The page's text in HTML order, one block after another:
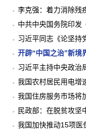
李克强：着力消除残
中共中央国务院印发
习近平同志《论坚持
开辟“中国之治”新
习近平主持中央政治
我国农村居民用电增
我国住房服务市场将
民政部：在脱贫攻坚
我国加快推动15项医